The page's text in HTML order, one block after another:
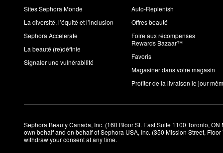
Sites Sephora Monde
La diversité, l’équité et l’inclusion
Sephora Accelerate
La beauté (re)définie
Signaler une vulnérabilité
Auto-Replenish
Offres beauté
Foire aux récompenses
Rewards Bazaar™
Favoris
Magasiner dans votre magasin
Profiter de la livraison le jour
Sephora Beauty Canada, Inc. (160 Bloor St. East Suite 1100 Toronto,
own behalf and on behalf of Sephora USA, Inc. (350 Mission Street,
withdraw your consent at any time.